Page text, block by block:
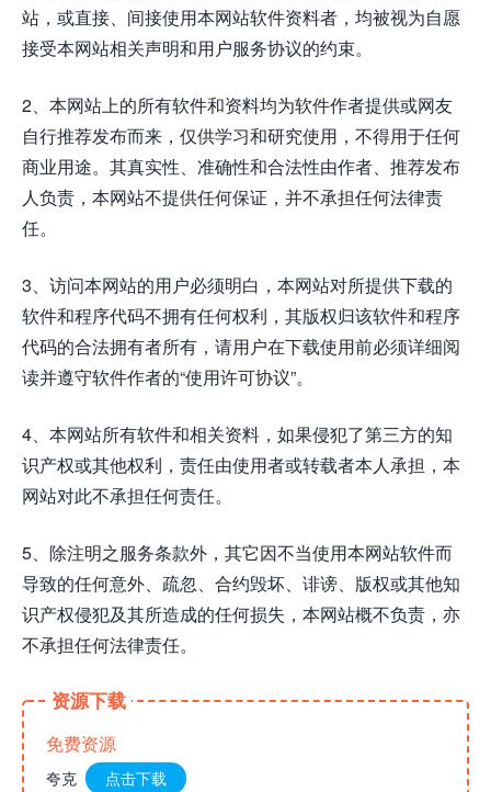
站，或直接、间接使用本网站软件资料者，均被视为自愿
接受本网站相关声明和用户服务协议的约束。
2、本网站上的所有软件和资料均为软件作者提供或网友
自行推荐发布而来，仅供学习和研究使用，不得用于任何
商业用途。其真实性、准确性和合法性由作者、推荐发布
人负责，本网站不提供任何保证，并不承担任何法律责
任。
3、访问本网站的用户必须明白，本网站对所提供下载的
软件和程序代码不拥有任何权利，其版权归该软件和程序
代码的合法拥有者所有，请用户在下载使用前必须详细阅
读并遵守软件作者的“使用许可协议”。
4、本网站所有软件和相关资料，如果侵犯了第三方的知
识产权或其他权利，责任由使用者或转载者本人承担，本
网站对此不承担任何责任。
5、除注明之服务条款外，其它因不当使用本网站软件而
导致的任何意外、疏忽、合约毁坏、诽谤、版权或其他知
识产权侵犯及其所造成的任何损失，本网站概不负责，亦
不承担任何法律责任。
资源下载
免费资源
夸克 点击下载